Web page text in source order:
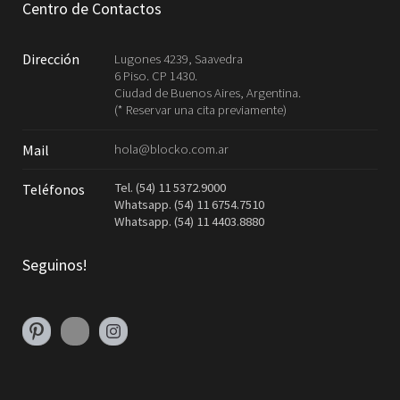
Centro de Contactos
Dirección
Lugones 4239, Saavedra
6 Piso. CP 1430.
Ciudad de Buenos Aires, Argentina.
(* Reservar una cita previamente)
Mail hola@blocko.com.ar
Teléfonos
Tel. (54) 11 5372.9000
Whatsapp. (54) 11 6754.7510
Whatsapp. (54) 11 4403.8880
Seguinos!